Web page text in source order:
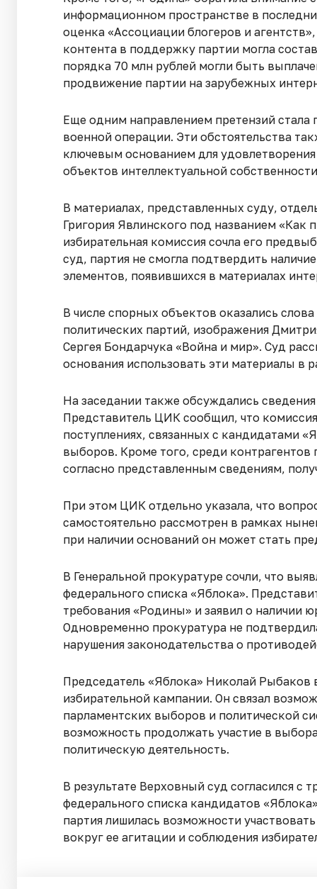
информационном пространстве в
оценка «Ассоциации блогеров и
контента в поддержку партии могла
порядка 70 млн рублей могли быть
продвижение партии на зарубежных
Еще одним направлением претензий
военной операции. Эти обстоятельства
ключевым основанием для
объектов интеллектуальной
В материалах, представленных суду,
Григория Явлинского под названием «Как
избирательная комиссия сочла его
суд, партия не смогла подтвердить
элементов, появившихся в материалах
В числе спорных объектов оказались
политических партий, изображения
Сергея Бондарчука «Война и мир». Суд
основания использовать эти материалы в
На заседании также обсуждались
Представитель ЦИК сообщил, что
поступлениях, связанных с кандидатами
выборов. Кроме того, среди
согласно представленным сведениям,
При этом ЦИК отдельно указала, что
самостоятельно рассмотрен в рамках
при наличии оснований он может стать
В Генеральной прокуратуре сочли, что
федерального списка «Яблока».
требования «Родины» и заявил о наличии
Одновременно прокуратура не
нарушения законодательства о
Председатель «Яблока» Николай Рыбаков
избирательной кампании. Он связал
парламентских выборов и политической
возможность продолжать участие в
политическую деятельность.
В результате Верховный суд согласился
федерального списка кандидатов
партия лишилась возможности
вокруг ее агитации и соблюдения